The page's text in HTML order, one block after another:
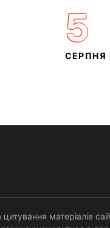
5
СЕРПНЯ
матеріалів